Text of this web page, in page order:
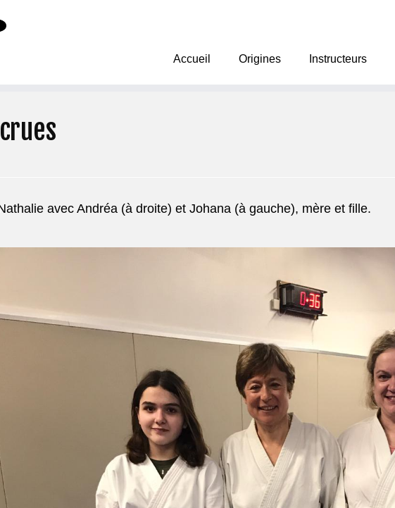
Accueil Origines Instructeurs
avec Andréa (à droite) et Johana (à gauche), mère et fille.